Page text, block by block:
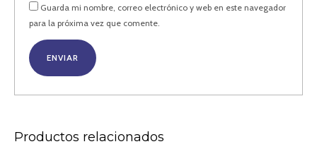
Guarda mi nombre, correo electrónico y web en este navegador
para la próxima vez que comente.
Productos relacionados